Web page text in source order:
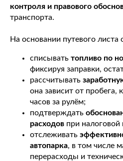
контроля и правового
транспорта.
На основании путевого
списывать топливо по
фиксируя заправки,
рассчитывать
она зависит от пробега,
часов за рулём;
подтверждать
расходов при налоговой
отслеживать
автопарка, в том числе
перерасходы и